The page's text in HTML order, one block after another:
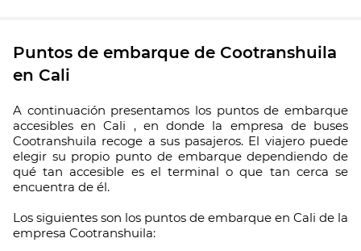
Puntos de embarque de Cootranshuila
en Cali
A continuación presentamos los puntos de embarque
accesibles en Cali , en donde la empresa de buses
Cootranshuila recoge a sus pasajeros. El viajero puede
elegir su propio punto de embarque dependiendo de
qué tan accesible es el terminal o que tan cerca se
encuentra de él.
Los siguientes son los puntos de embarque en Cali de la
empresa Cootranshuila: